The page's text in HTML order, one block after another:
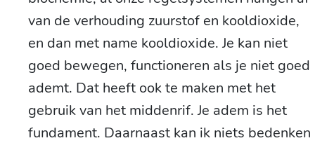
van de verhouding zuurstof en kooldioxide,
en dan met name kooldioxide. Je kan niet
goed bewegen, functioneren als je niet goed
ademt. Dat heeft ook te maken met het
gebruik van het middenrif. Je adem is het
fundament. Daarnaast kan ik niets bedenken